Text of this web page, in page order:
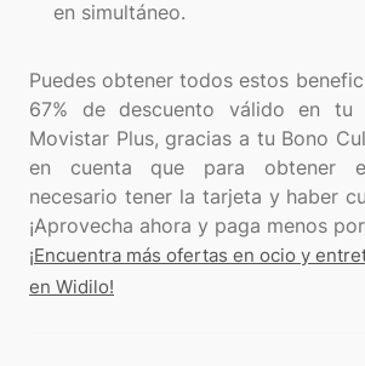
en simultáneo.
Puedes obtener todos estos
67% de descuento válido en tu
Movistar Plus, gracias a tu Bono
en cuenta que para obtener
necesario tener la tarjeta y haber
¡Encuentra más ofertas en ocio y
en Widilo!